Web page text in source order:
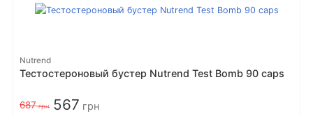
Nutrend
Тестостероновый бустер Nutrend Test Bomb 90 caps
687грн 567 грн